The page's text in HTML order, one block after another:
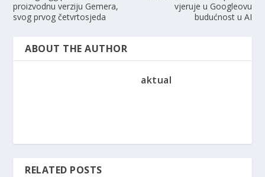
proizvodnu verziju Gemera,
svog prvog četvrtosjeda
vjeruje u Googleovu
budućnost u AI
ABOUT THE AUTHOR
aktual
RELATED POSTS